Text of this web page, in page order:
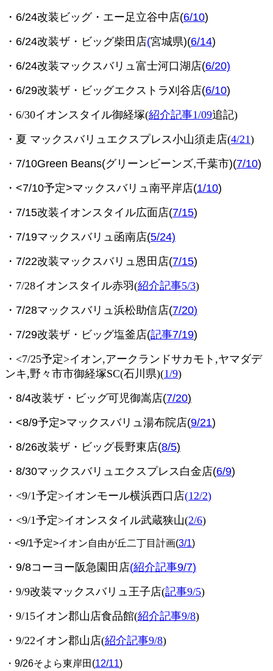
・6/24改装ビッグ・エー足立谷中店(6/10)
・6/24改装ザ・ビッグ柴田店(宮城県)(6/14)
・6/24改装マックスバリュ富士河口湖店(6/20)
・6/29改装ザ・ビッグエクストラ刈谷店(6/10)
・6/30イオンスタイル御経塚(紹介記事1/09追記)
・夏 マックスバリュエクスプレス小山須走店(4/21)
・7/10Green Beans(グリーンビーンズ,千葉市)(7/10)
・<7/10予定>マックスバリュ南平岸店(1/10)
・7/15改装イオンスタイル広面店(7/15)
・7/19マックスバリュ函南店(5/24)
・7/22改装マックスバリュ恩田店(7/15)
・7/28イオンスタイル赤羽(紹介記事5/3)
・7/28マックスバリュ浜松助信店(7/20)
・7/29改装ザ・ビッグ塩釜店(記事7/19)
・<7/25予定>イオン,アークランドサカモト,ヤマダデ
ンキ,野々市市御経塚SC(石川県)(1/9)
・8/4改装ザ・ビッグ可児御嵩店(7/20)
・<8/9予定>マックスバリュ湯布院店(9/21)
・8/26改装ザ・ビッグ長野東店(8/5)
・8/30マックスバリュエクスプレス白金店(6/9)
・<9/1予定>イオンモール横浜西口店(12/2)
・<9/1予定>イオンスタイル武蔵狭山(2/6)
・<9/1予定>イオン自由が丘二丁目計画(3/1)
・9/8コーヨー阪急園田店(紹介記事9/7)
・9/9改装マックスバリュ王子店(記事9/5)
・9/15イオン郡山店食品館(紹介記事9/8)
・9/22イオン郡山店(紹介記事9/8)
・9/26そよら東岸田(12/11)